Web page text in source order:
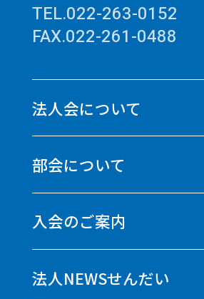
TEL.022-263-0152
FAX.022-261-0488
法人会について
法人会についてトップ
仙台中法人会の概要
組織／役員名簿
情報公開
部会について
部会についてトップ
青年部会
女性部会
経理研究会
入会のご案内
入会のご案内トップ
定款
会費
法人NEWSせんだい